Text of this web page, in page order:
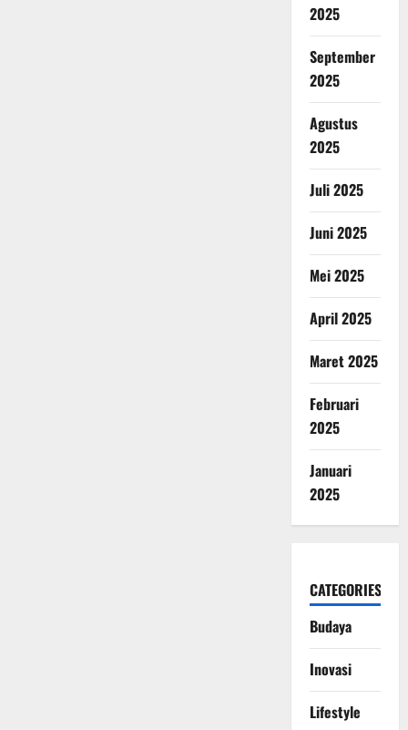
2025
September
2025
Agustus
2025
Juli 2025
Juni 2025
Mei 2025
April 2025
Maret 2025
Februari
2025
Januari
2025
CATEGORIES
Budaya
Inovasi
Lifestyle